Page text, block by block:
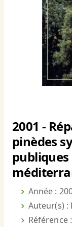
2001 -
pinèdes
publiques
Année :
Auteur(s) :
Référence